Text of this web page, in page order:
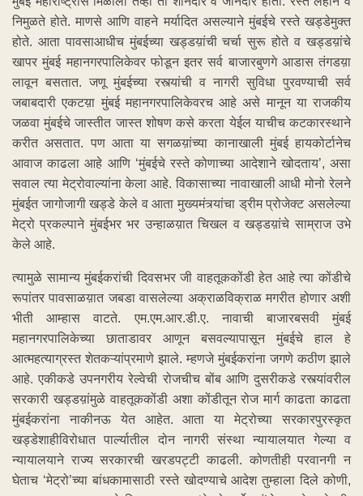
निमुळते होते. माणसे आणि वाहने मर्यादित असल्याने मुंबईचे रस्ते खड्डेमुक्त
होते. आता पावसाआधीच मुंबईच्या खड्डय़ांची चर्चा सुरू होते व खड्डय़ांचे
खापर मुंबई महानगरपालिकेवर फोडून इतर सर्व बाजारबुणगे आडास तंगडय़ा
लावून बसतात. जणू मुंबईच्या रस्त्यांची व नागरी सुविधा पुरवण्याची सर्व
जबाबदारी एकटय़ा मुंबई महानगरपालिकेवरच आहे असे मानून या राजकीय
जळवा मुंबईचे जास्तीत जास्त शोषण कसे करता येईल याचीच कटकारस्थाने
करीत असतात. पण आता या सगळय़ांच्या कानाखाली मुंबई हायकोर्टानेच
आवाज काढला आहे आणि ‘मुंबईचे रस्ते कोणाच्या आदेशाने खोदताय’, असा
सवाल त्या मेट्रोवाल्यांना केला आहे. विकासाच्या नावाखाली आधी मोनो रेलने
मुंबईत जागोजागी खड्डे केले व आता मुख्यमंत्र्यांचा ड्रीम प्रोजेक्ट असलेल्या
मेट्रो प्रकल्पाने मुंबईभर भर उन्हाळय़ात चिखल व खड्डय़ांचे साम्राज उभे
केले आहे.
त्यामुळे सामान्य मुंबईकरांची दिवसभर जी वाहतूककोंडी हेत आहे त्या कोंडीचे
रूपांतर पावसाळय़ात जबडा वासलेल्या अक्राळविक्राळ मगरीत होणार अशी
भीती आम्हास वाटते. एम.एम.आर.डी.ए. नावाची बाजारबसवी मुंबई
महानगरपालिकेच्या छाताडावर आणून बसवल्यापासून मुंबईचे हाल हे
आत्महत्याग्रस्त शेतकऱ्यांप्रमाणे झाले. म्हणजे मुंबईकरांना जगणे कठीण झाले
आहे. एकीकडे उपनगरीय रेल्वेची रोजचीच बोंब आणि दुसरीकडे रस्त्यांवरील
सरकारी खड्डय़ांमुळे वाहतूककोंडी अशा कोंडीतून रोज मार्ग काढता काढता
मुंबईकरांना नाकीनऊ येत आहेत. आता या मेट्रोच्या सरकारपुरस्कृत
खड्डेशाहीविरोधात पार्ल्यातील दोन नागरी संस्था न्यायालयात गेल्या व
न्यायालयाने राज्य सरकारची खरडपट्टी काढली. कोणतीही परवानगी न
घेताच ‘मेट्रो’च्या बांधकामासाठी रस्ते खोदण्याचे आदेश तुम्हाला दिले कोणी,